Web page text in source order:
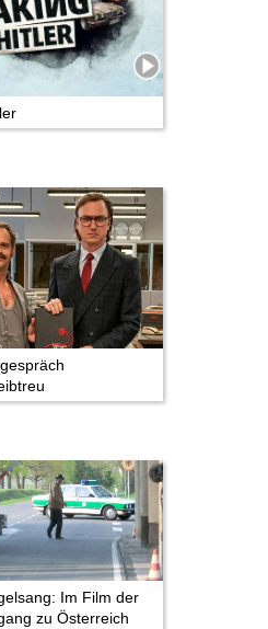
Im Film der
zu Österreich